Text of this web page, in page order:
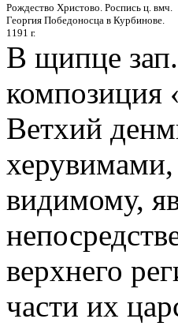
Рождество Христово. Роспись ц. вмч.
Георгия Победоносца в Курбинове.
1191 г.
В щипце
композиция
Ветхий
видимому,
верхнего
части их